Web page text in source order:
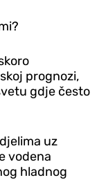
prognozi,
gdje često
uz
vodena
hladnog